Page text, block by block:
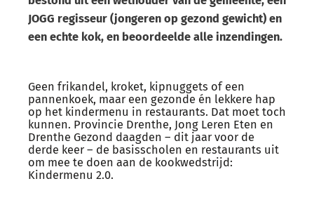
JOGG regisseur (jongeren op gezond gewicht) en
een echte kok, en beoordeelde alle inzendingen.
Geen frikandel, kroket, kipnuggets of een
pannenkoek, maar een gezonde én lekkere hap
op het kindermenu in restaurants. Dat moet toch
kunnen. Provincie Drenthe, Jong Leren Eten en
Drenthe Gezond daagden – dit jaar voor de
derde keer – de basisscholen en restaurants uit
om mee te doen aan de kookwedstrijd:
Kindermenu 2.0.